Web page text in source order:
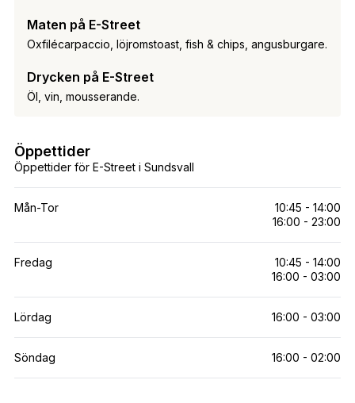
Maten på E-Street
Oxfilécarpaccio, löjromstoast, fish & chips, angusburgare.
Drycken på E-Street
Öl, vin, mousserande.
Öppettider för E-Street i Sundsvall
Öppettider
Mån-Tor
10:45 - 14:00
16:00 - 23:00
Fredag
10:45 - 14:00
16:00 - 03:00
Lördag 16:00 - 03:00
Söndag 16:00 - 02:00